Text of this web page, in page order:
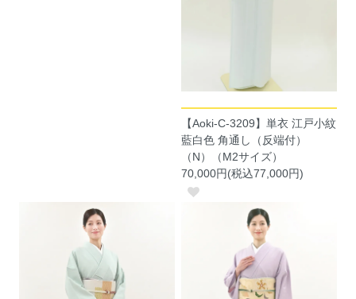
【Aoki-C-3209】単衣 江戸小紋
藍白色 角通し（反端付）
（N）（M2サイズ）
70,000円(税込77,000円)